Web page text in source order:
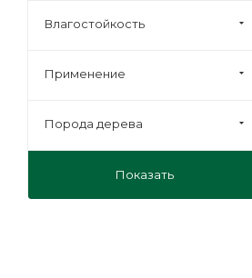
Влагостойкость
Применение
Порода дерева
Показать